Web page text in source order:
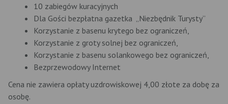
10 zabiegów kuracyjnych
Dla Gości bezpłatna gazetka „Niezbędnik Turysty”
Korzystanie z basenu krytego bez ograniczeń,
Korzystanie z groty solnej bez ograniczeń,
Korzystanie z basenu solankowego bez ograniczeń,
Bezprzewodowy Internet
Cena nie zawiera opłaty uzdrowiskowej 4,00 złote za dobę za
osobę.